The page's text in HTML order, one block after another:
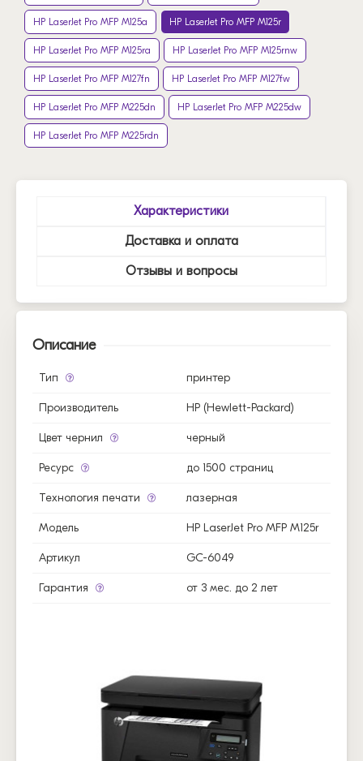
HP LaserJet Pro MFP M125a HP LaserJet Pro MFP M125r
HP LaserJet Pro MFP M125ra HP LaserJet Pro MFP M125rnw
HP LaserJet Pro MFP M127fn HP LaserJet Pro MFP M127fw
HP LaserJet Pro MFP M225dn HP LaserJet Pro MFP M225dw
HP LaserJet Pro MFP M225rdn
Характеристики
Доставка и оплата
Отзывы и вопросы
Описание
Тип принтер
Производитель HP (Hewlett-Packard)
Цвет чернил черный
Ресурс до 1500 страниц
Технология печати лазерная
Модель HP LaserJet Pro MFP M125r
Артикул GC-6049
Гарантия от 3 мес. до 2 лет